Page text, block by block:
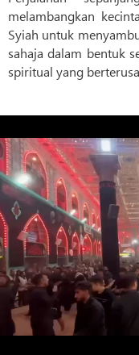
melambangkan
Syiah untuk
sahaja dalam bentuk
spiritual yang